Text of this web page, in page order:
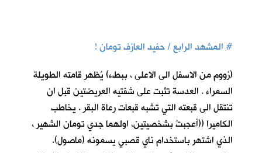
#المشهد الرابع / حفيد العازف تومان !
(زووم من الاسفل الى الاعلى ، ببطء) يُظهر قامته الطويلة
السمراء . العدسة تثبت على شفتيه العريضتين قبل ان
تنتقل الى قبعته التي تشبه قبعات رعاة البقر . يخاطب
الكاميرا ((أعجبتُ بشخصيتين، اولهما جدي تومان الشهير ،
الذي اشتهر باستخدام ناي قصبي يسمونه (ماصول).